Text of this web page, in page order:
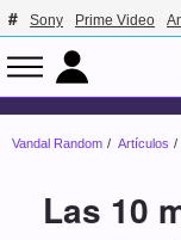
Sony Prime Video
Vandal Random Artículos
Las 10